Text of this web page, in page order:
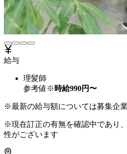
給与
理髪師
参考値※ 時給990円〜
※最新の給与額については募集企
※現在訂正の有無を確認中であり
性がございます